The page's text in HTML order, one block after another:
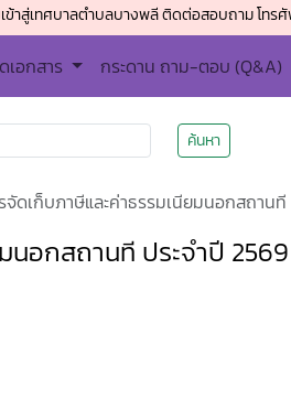
ลตำบลบางพลี ติดต่อสอบถาม โทรศัพท์ : 0-
เอกสาร กระดาน ถาม-ตอบ (Q&A)
ค้นหา
จัดเก็บภาษีและค่าธรรมเนียมนอกสถานที
นอกสถานที ประจำปี 2569